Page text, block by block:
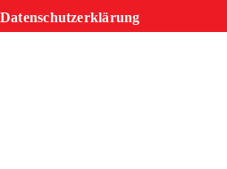
Datenschutzerklärung